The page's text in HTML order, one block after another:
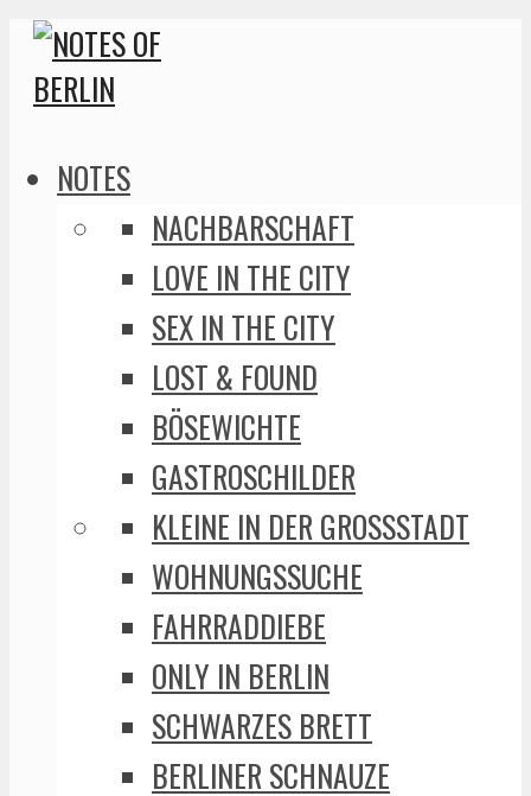
NOTES
NACHBARSCHAFT
LOVE IN THE CITY
SEX IN THE CITY
LOST & FOUND
BÖSEWICHTE
GASTROSCHILDER
KLEINE IN DER GROSSSTADT
WOHNUNGSSUCHE
FAHRRADDIEBE
ONLY IN BERLIN
SCHWARZES BRETT
BERLINER SCHNAUZE